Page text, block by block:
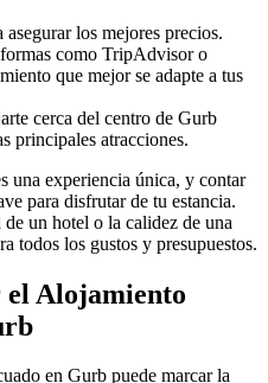
los mejores precios.
como TripAdvisor o
que mejor se adapte a tus
cerca del centro de Gurb
principales atracciones.
una experiencia única, y contar
para disfrutar de tu estancia.
un hotel o la calidez de una
todos los gustos y presupuestos.
el Alojamiento
en Gurb puede marcar la